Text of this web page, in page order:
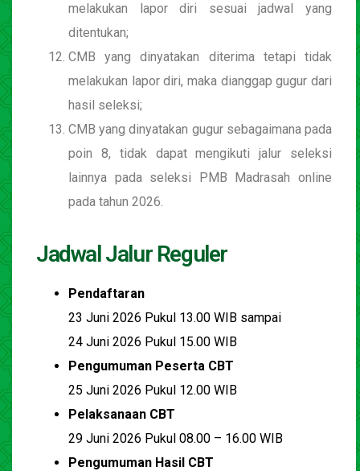
melakukan lapor diri sesuai jadwal yang
ditentukan;
CMB yang dinyatakan diterima tetapi tidak
melakukan lapor diri, maka dianggap gugur dari
hasil seleksi;
CMB yang dinyatakan gugur sebagaimana pada
poin 8, tidak dapat mengikuti jalur seleksi
lainnya pada seleksi PMB Madrasah online
pada tahun 2026.
Jadwal Jalur Reguler
Pendaftaran
23 Juni 2026 Pukul 13.00 WIB sampai
24 Juni 2026 Pukul 15.00 WIB
Pengumuman Peserta CBT
25 Juni 2026 Pukul 12.00 WIB
Pelaksanaan CBT
29 Juni 2026 Pukul 08.00 – 16.00 WIB
Pengumuman Hasil CBT